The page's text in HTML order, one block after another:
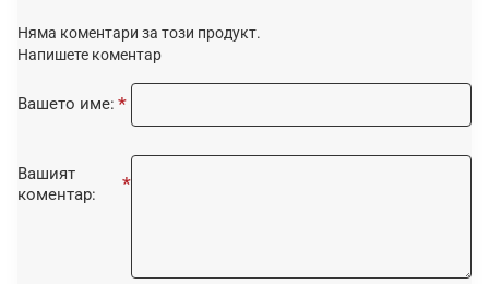
Няма коментари за този продукт.
Напишете коментар
Вашето име:
Вашият
коментар: